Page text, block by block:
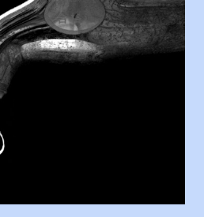
1964 Adana Yüzme
kara kuru bir kız çocuğu
Demirspor Kulübü
Küçük kız etrafına bakıyor.
Adana Demirspor’un 4
havuza. 1973 – 1975
7 yaşında girdiği
mar...